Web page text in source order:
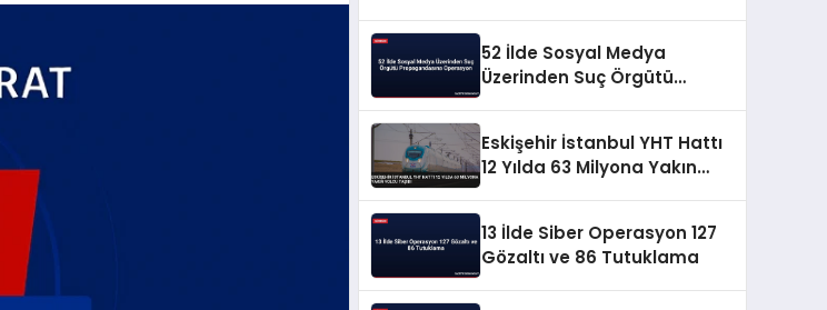
52 İlde Sosyal Medya
Üzerinden Suç Örgütü
Eskişehir İstanbul YHT Hattı
12 Yılda 63 Milyona Yakın
13 İlde Siber Operasyon 127
Gözaltı ve 86 Tutuklama